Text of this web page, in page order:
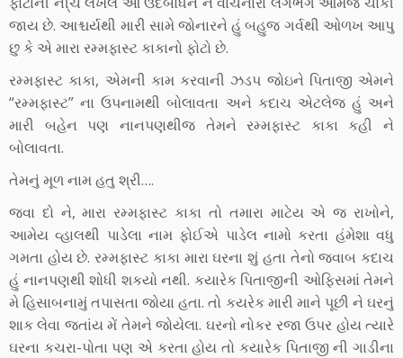
જાય છે. આશ્ચર્યથી મારી સામે જોનારને હું બહુજ ગર્વથી ઓળખ આપુ
છુ કે એ મારા રમ્મફાસ્ટ કાકાનો ફોટો છે.
રમ્મફાસ્ટ કાકા, એમની કામ કરવાની ઝડપ જોઇને પિતાજી એમને
“રમ્મફાસ્ટ” ના ઉપનામથી બોલાવતા અને કદાચ એટલેજ હું અને
મારી બહેન પણ નાનપણથીજ તેમને રમ્મફાસ્ટ કાકા કહી ને
બોલાવતા.
તેમનું મૂળ નામ હતુ શ્રી….
જવા દો ને, મારા રમ્મફાસ્ટ કાકા તો તમારા માટેય એ જ રાખોને,
આમેય વ્હાલથી પાડેલા નામ ફોઈએ પાડેલ નામો કરતા હંમેશા વધુ
ગમતા હોય છે. રમ્મફાસ્ટ કાકા મારા ઘરના શું હતા તેનો જવાબ કદાચ
હું નાનપણથી શોધી શકયો નથી. કયારેક પિતાજીની ઓફિસમાં તેમને
મે હિસાબનામું તપાસતા જોયા હતા. તો કયરેક મારી માને પૂછી ને ઘરનું
શાક લેવા જતાંય મેં તેમને જોયેલા. ઘરનો નોકર રજા ઉપર હોય ત્યારે
ઘરના કચરા-પોતા પણ એ કરતા હોય તો કયારેક પિતાજી ની ગાડીના